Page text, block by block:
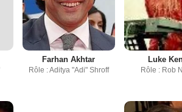
Farhan Akhtar
Rôle : Aditya "Adi" Shroff
Luke
Rôle : Rob